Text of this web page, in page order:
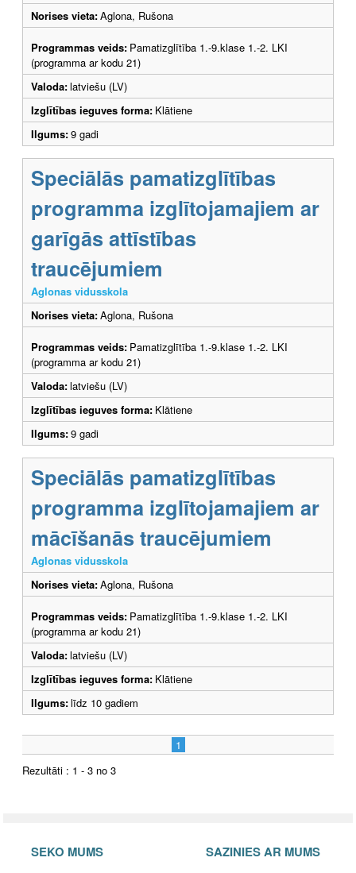
Norises vieta:Aglona, Rušona
Programmas veids: Pamatizglītība 1.-9.klase 1.-2. LKI
(programma ar kodu 21)
Valoda:latviešu (LV)
Izglītības ieguves forma: Klātiene
Ilgums:9 gadi
Speciālās pamatizglītības
programma izglītojamajiem ar
garīgās attīstības
traucējumiem
Aglonas vidusskola
Norises vieta:Aglona, Rušona
Programmas veids: Pamatizglītība 1.-9.klase 1.-2. LKI
(programma ar kodu 21)
Valoda:latviešu (LV)
Izglītības ieguves forma: Klātiene
Ilgums:9 gadi
Speciālās pamatizglītības
programma izglītojamajiem ar
mācīšanās traucējumiem
Aglonas vidusskola
Norises vieta:Aglona, Rušona
Programmas veids: Pamatizglītība 1.-9.klase 1.-2. LKI
(programma ar kodu 21)
Valoda:latviešu (LV)
Izglītības ieguves forma: Klātiene
Ilgums:līdz 10 gadiem
1
Rezultāti : 1 - 3 no 3
SEKO MUMS SAZINIES AR MUMS